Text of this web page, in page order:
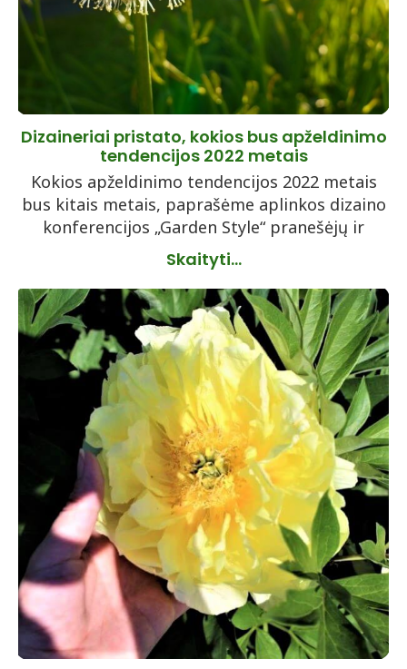
Dizaineriai pristato, kokios bus apželdinimo
tendencijos 2022 metais
Kokios apželdinimo tendencijos 2022 metais
bus kitais metais, paprašėme aplinkos dizaino
konferencijos „Garden Style“ pranešėjų ir
Skaityti...